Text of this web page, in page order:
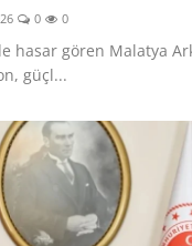
0 0
hasar gören Malatya
güçl...